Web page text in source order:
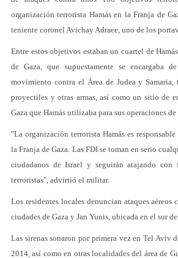
organización terrorista Hamás en la Franja de
teniente coronel Avichay Adraee, uno de los
Entre estos objetivos estaban un cuartel de
de Gaza, que supuestamente se encargaba
movimiento contra el Área de Judea y Samaria,
proyectiles y otras armas, así como un sitio de
Gaza que Hamás utilizaba para sus operaciones de
"La organización terrorista Hamás es
la Franja de Gaza. Las FDI se toman en serio
ciudadanos de Israel y seguirán atajando con
terroristas", advirtió el militar.
Los residentes locales denuncian ataques aéreos
ciudades de Gaza y Jan Yunis, ubicada en el sur
Las sirenas sonaron por primera vez en Tel Aviv
2014, así como en otras localidades del área de